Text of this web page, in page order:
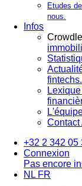
Etudes
nous.
Infos
Contact
+32 2 342 05
Connexion
Pas encore
NL FR